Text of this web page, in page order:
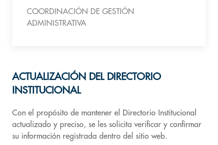
COORDINACIÓN DE GESTIÓN
ADMINISTRATIVA
ACTUALIZACIÓN DEL DIRECTORIO
INSTITUCIONAL
Con el propósito de mantener el Directorio Institucional
actualizado y preciso, se les solicita verificar y confirmar
su información registrada dentro del sitio web.